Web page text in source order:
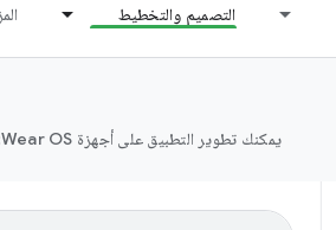
التصميم والتخطيط
يمكنك تطوير التطبيق على أجهزة Wear OS: ➡️